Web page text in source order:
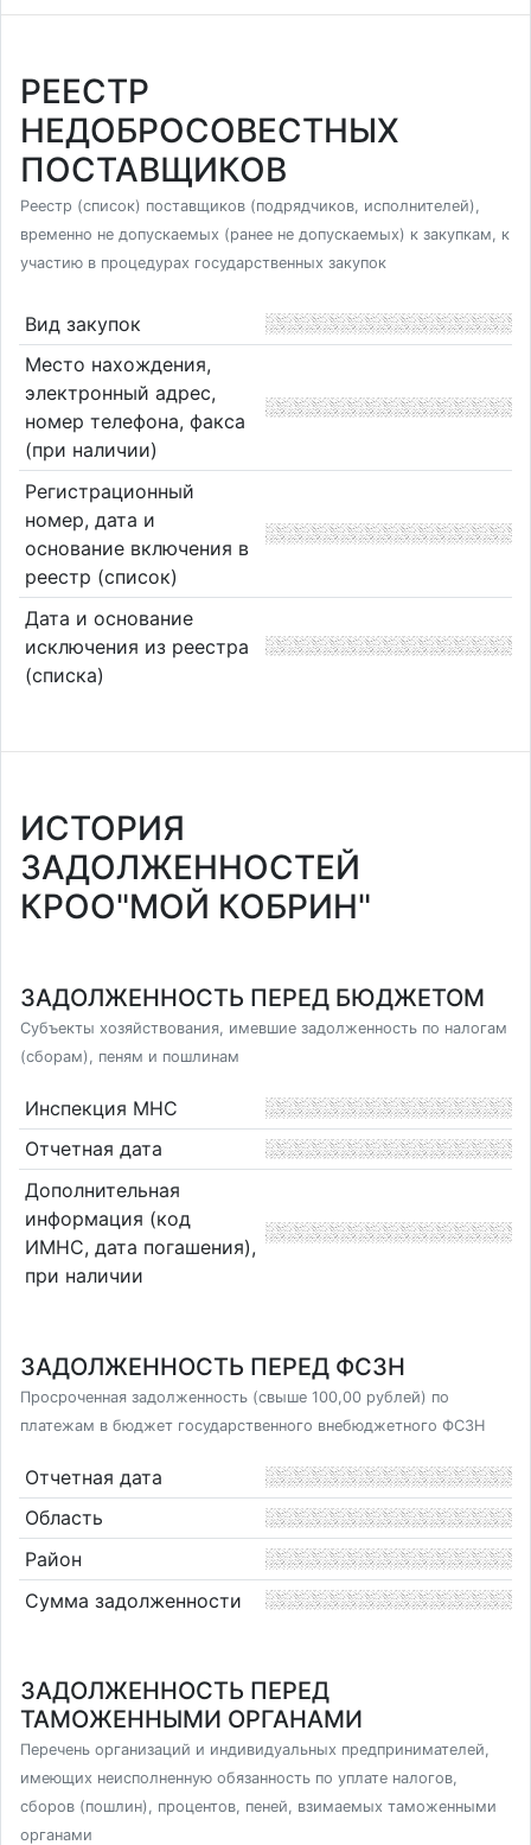
РЕЕСТР
НЕДОБРОСОВЕСТНЫХ
ПОСТАВЩИКОВ
Реестр (список) поставщиков (подрядчиков, исполнителей),
временно не допускаемых (ранее не допускаемых) к закупкам, к
участию в процедурах государственных закупок
Вид закупок
Место нахождения,
электронный адрес,
номер телефона, факса
(при наличии)
Регистрационный
номер, дата и
основание включения в
реестр (список)
Дата и основание
исключения из реестра
(списка)
ИСТОРИЯ
ЗАДОЛЖЕННОСТЕЙ
КРОО"МОЙ КОБРИН"
ЗАДОЛЖЕННОСТЬ ПЕРЕД БЮДЖЕТОМ
Субъекты хозяйствования, имевшие задолженность по налогам
(сборам), пеням и пошлинам
Инспекция МНС
Отчетная дата
Дополнительная
информация (код
ИМНС, дата погашения),
при наличии
ЗАДОЛЖЕННОСТЬ ПЕРЕД ФСЗН
Просроченная задолженность (свыше 100,00 рублей) по
платежам в бюджет государственного внебюджетного ФСЗН
Отчетная дата
Область
Район
Сумма задолженности
ЗАДОЛЖЕННОСТЬ ПЕРЕД
ТАМОЖЕННЫМИ ОРГАНАМИ
Перечень организаций и индивидуальных предпринимателей,
имеющих неисполненную обязанность по уплате налогов,
сборов (пошлин), процентов, пеней, взимаемых таможенными
органами